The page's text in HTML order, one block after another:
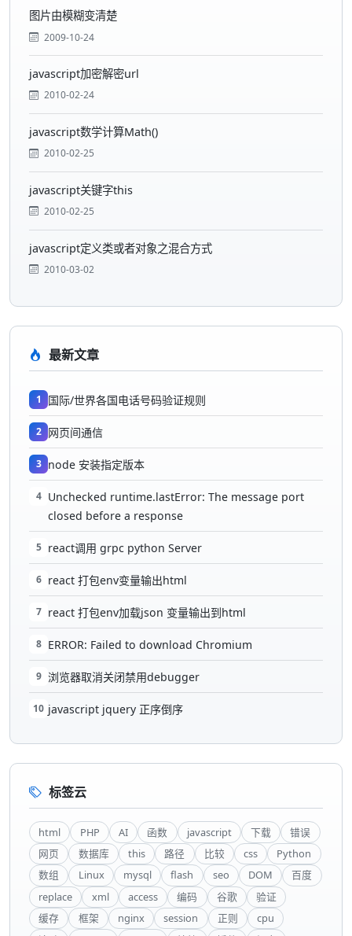
图片由模糊变清楚
2009-10-24
javascript加密解密url
2010-02-24
javascript数学计算Math()
2010-02-25
javascript关键字this
2010-02-25
javascript定义类或者对象之混合方式
2010-03-02
最新文章
1 国际/世界各国电话号码验证规则
2 网页间通信
3 node 安装指定版本
4 Unchecked runtime.lastError: The message port
closed before a response
5 react调用 grpc python Server
6 react 打包env变量输出html
7 react 打包env加载json 变量输出到html
8 ERROR: Failed to download Chromium
9 浏览器取消关闭禁用debugger
10 javascript jquery 正序倒序
标签云
html PHP AI 函数 javascript 下载
错误
网页
数据库 this 路径 比较 css
Python
数组
Linux mysql flash seo DOM
百度
replace
xml access 编码 谷歌
验证
缓存
框架 nginx session 正则
cpu